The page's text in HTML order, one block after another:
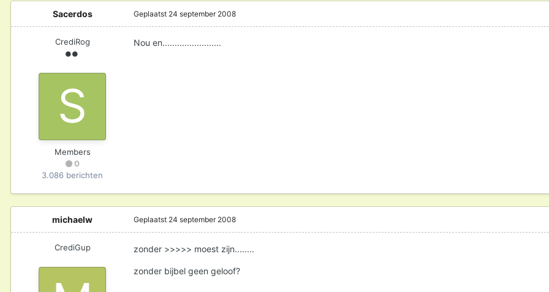
Sacerdos
CrediRog
Members
0
3.086 berichten
Geplaatst 24 september 2008
Nou en........................
michaelw
CrediGup
Geplaatst 24 september 2008
zonder >>>>> moest zijn........
zonder bijbel geen geloof?